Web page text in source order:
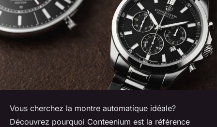
Vous cherchez la montre automatique idéale?
Découvrez pourquoi Conteenium est la référence